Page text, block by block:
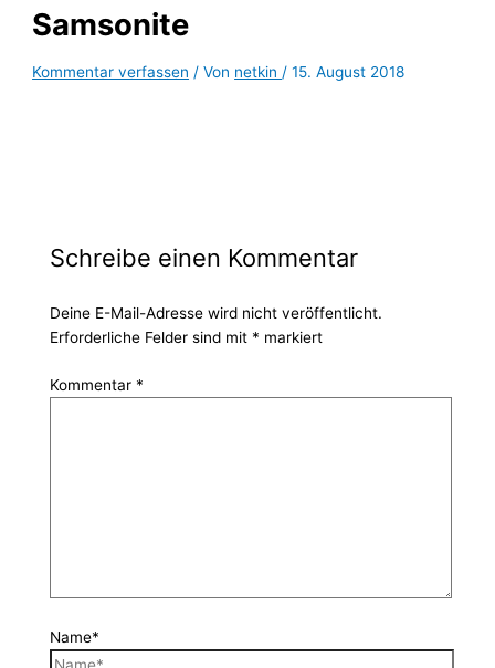
Samsonite
Kommentar verfassen / Von netkin /15. August 2018
Schreibe einen Kommentar
Deine E-Mail-Adresse wird nicht veröffentlicht.
Erforderliche Felder sind mit * markiert
Kommentar *
Name*